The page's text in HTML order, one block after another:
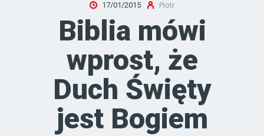
17/01/2015 Piotr
Biblia mówi
wprost, że
Duch Święty
jest Bogiem
JEZUS JEST PANEM
NAUCZANIE
KONTAKT